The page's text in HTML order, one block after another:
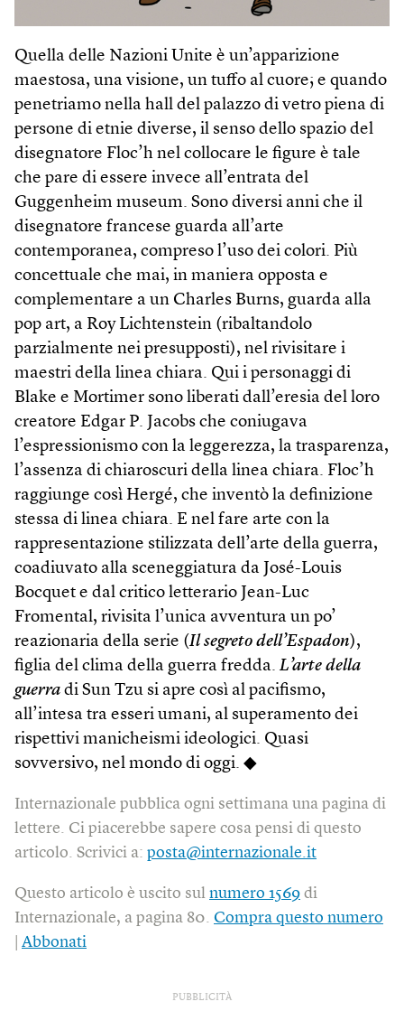
Quella delle Nazioni Unite è un’apparizione
maestosa, una visione, un tuffo al cuore; e quando
penetriamo nella hall del palazzo di vetro piena di
persone di etnie diverse, il senso dello spazio del
disegnatore Floc’h nel collocare le figure è tale
che pare di essere invece all’entrata del
Guggenheim museum. Sono diversi anni che il
disegnatore francese guarda all’arte
contemporanea, compreso l’uso dei colori. Più
concettuale che mai, in maniera opposta e
complementare a un Charles Burns, guarda alla
pop art, a Roy Lichtenstein (ribaltandolo
parzialmente nei presupposti), nel rivisitare i
maestri della linea chiara. Qui i personaggi di
Blake e Mortimer sono liberati dall’eresia del loro
creatore Edgar P. Jacobs che coniugava
l’espressionismo con la leggerezza, la trasparenza,
l’assenza di chiaroscuri della linea chiara. Floc’h
raggiunge così Hergé, che inventò la definizione
stessa di linea chiara. E nel fare arte con la
rappresentazione stilizzata dell’arte della guerra,
coadiuvato alla sceneggiatura da José-Louis
Bocquet e dal critico letterario Jean-Luc
Fromental, rivisita l’unica avventura un po’
reazionaria della serie (Il segreto dell’Espadon),
figlia del clima della guerra fredda. L’arte della
guerra di Sun Tzu si apre così al pacifismo,
all’intesa tra esseri umani, al superamento dei
rispettivi manicheismi ideologici. Quasi
sovversivo, nel mondo di oggi. ◆
Internazionale pubblica ogni settimana una pagina di
lettere. Ci piacerebbe sapere cosa pensi di questo
articolo. Scrivici a: posta@internazionale.it
Questo articolo è uscito sul numero 1569 di
Internazionale, a pagina 80. Compra questo numero
Abbonati
PUBBLICITÀ